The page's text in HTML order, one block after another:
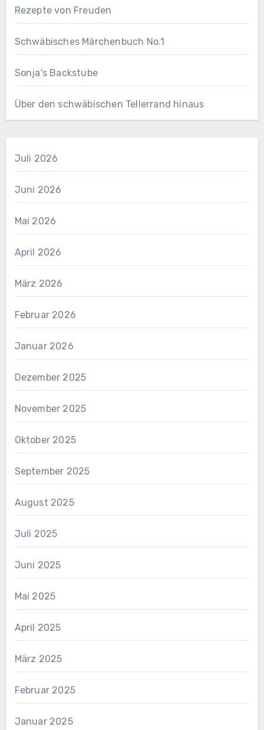
Rezepte von Freuden
Schwäbisches Märchenbuch No.1
Sonja's Backstube
Über den schwäbischen Tellerrand hinaus
Juli 2026
Juni 2026
Mai 2026
April 2026
März 2026
Februar 2026
Januar 2026
Dezember 2025
November 2025
Oktober 2025
September 2025
August 2025
Juli 2025
Juni 2025
Mai 2025
April 2025
März 2025
Februar 2025
Januar 2025